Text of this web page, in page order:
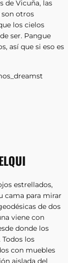
de Vicuña, las
son otros
los cielos
ser. Pangue
así que si eso es
estrellados,
cama para mirar
de dos
viene con
donde los
los
con muebles
aislada del